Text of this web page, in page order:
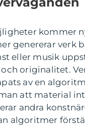
kommer
genererar verk
eller musik
originalitet.
av en
att material
andra
algoritmer